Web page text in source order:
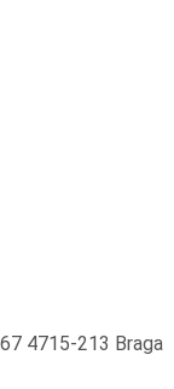
4715-213 Braga